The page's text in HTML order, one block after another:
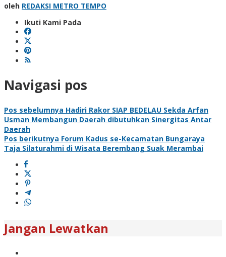
oleh REDAKSI METRO TEMPO
Ikuti Kami Pada
Navigasi pos
Pos sebelumnya Hadiri Rakor SIAP BEDELAU Sekda Arfan
Usman Membangun Daerah dibutuhkan Sinergitas Antar
Daerah
Pos berikutnya Forum Kadus se-Kecamatan Bungaraya
Taja Silaturahmi di Wisata Berembang Suak Merambai
Jangan Lewatkan